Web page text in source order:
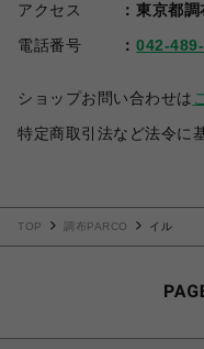
アクセス
東京都
電話番号
042-
ショップお問い合わせは
特定商取引法など法令に
TOP 調布PARCO イル